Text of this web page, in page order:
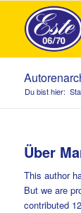
Du bist hier:
Über
This author
But we are
contributed